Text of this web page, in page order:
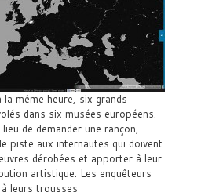
la même heure, six grands
dans six musées européens.
de demander une rançon,
piste aux internautes qui doivent
dérobées et apporter à leur
artistique. Les enquêteurs
leurs trousses